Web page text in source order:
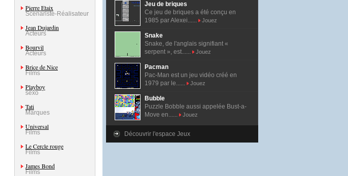
Pierre Etaix
Scénariste-Réalisateur
Jean Dujardin
Acteurs
Bourvil
Acteurs
Brice de Nice
Films
Playboy
sexo
Tati
Marques
Universal
Films
Le Cercle rouge
Films
James Bond
Films
Jeu de briques
Ce jeu de briques a été conçu en
1985 par Alexei......
Jouez
Snake
Snake, de l'anglais signifiant «
serpent », est......
Jouez
Pacman
Pac-Man est un jeu vidéo créé en
1979 par le......
Jouez
Bubble
Puzzle Bobble aussi appelée Bust-a-
Move en......
Jouez
Découvrir l'espace Jeux